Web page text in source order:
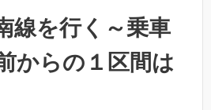
線を行く～乗車
からの１区間は